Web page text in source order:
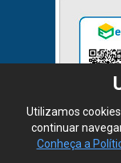
Utilizamos
continuar
Conheça a